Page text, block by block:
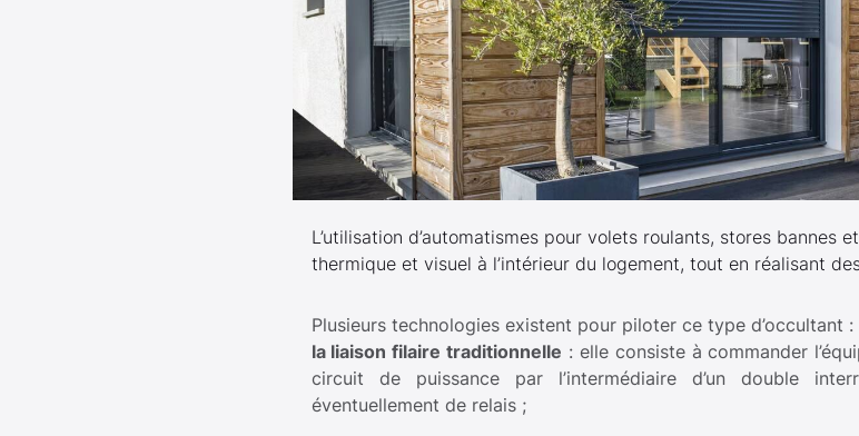
L’utilisation d’automatismes pour volets roulants, stores bannes
thermique et visuel à l’intérieur du logement, tout en réalisant
Plusieurs technologies existent pour piloter ce type d’occultant :
la liaison filaire traditionnelle : elle consiste à commander
circuit de puissance par l’intermédiaire d’un double
éventuellement de relais ;